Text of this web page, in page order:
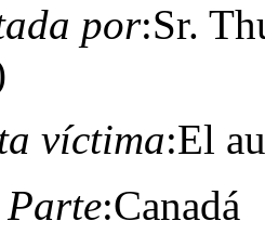
por:Sr.
víctima:El
:Canadá